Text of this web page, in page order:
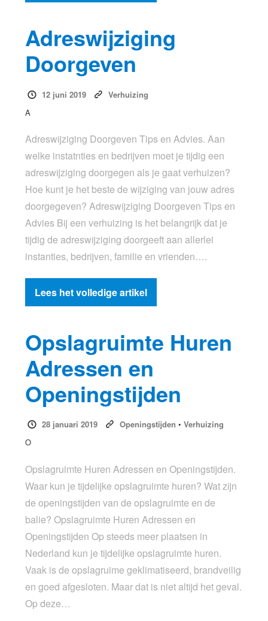
Adreswijziging
Doorgeven
12 juni 2019
Verhuizing
A
Adreswijziging Doorgeven Tips en Advies. Aan
welke instatnties en bedrijven moet je tijdig een
adreswijziging doorgegen als je gaat verhuizen?
Hoe kunt je het beste de wijziging van jouw adres
doorgegeven? Adreswijziging Doorgeven Tips en
Advies Bij een verhuizing is het belangrijk dat je
tijdig de adreswijziging doorgeeft aan allerlei
instanties, bedrijven, familie en vrienden….
Lees het volledige artikel
Opslagruimte Huren
Adressen en
Openingstijden
28 januari 2019 Openingstijden •Verhuizing
O
Opslagruimte Huren Adressen en Openingstijden.
Waar kun je tijdelijke opslagruimte huren? Wat zijn
de openingstijden van de opslagruimte en de
balie? Opslagruimte Huren Adressen en
Openingstijden Op steeds meer plaatsen in
Nederland kun je tijdelijke opslagruimte huren.
Vaak is de opslagruime geklimatiseerd, brandveilig
en goed afgesloten. Maar dat is niet altijd het geval.
Op deze…